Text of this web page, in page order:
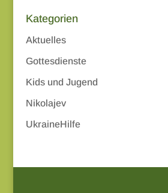
Kategorien
Aktuelles
Gottesdienste
Kids und Jugend
Nikolajev
UkraineHilfe